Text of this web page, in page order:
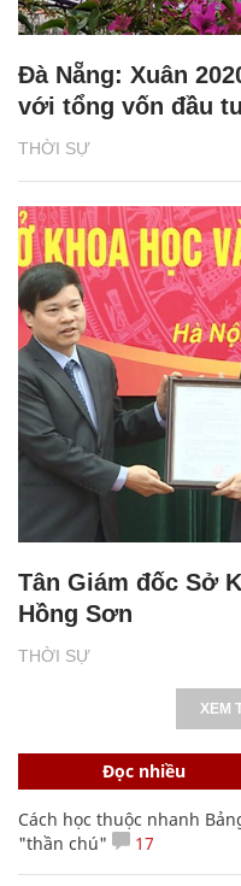
THỜI SỰ
Đà Nẵng: Xuân
với tổng vốn đầu
THỜI SỰ
Tân Giám đốc Sở
Hồng Sơn
XEM
Đọc nhiều
Cách học thuộc nhanh
"thần chú"
17